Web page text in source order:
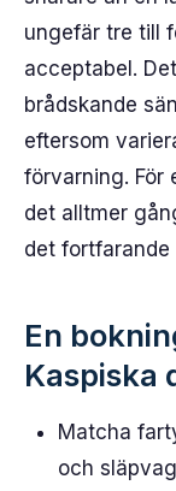
ungefär tre till
acceptabel.
brådskande
eftersom
förvarning. För
det alltmer
det fortfarande
En
Kaspiska
Matcha
och